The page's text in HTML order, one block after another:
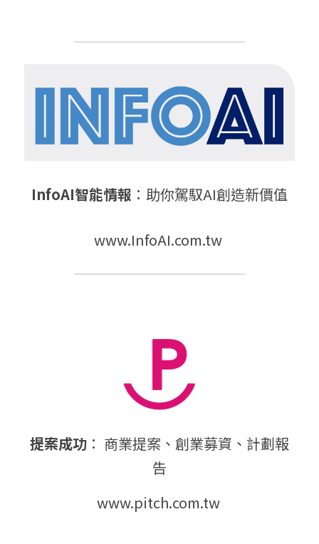
InfoAI智能情報 ：助你駕馭AI創造新價值
www.InfoAI.com.tw
提案成功 ： 商業提案、創業募資、計劃報
告
www.pitch.com.tw